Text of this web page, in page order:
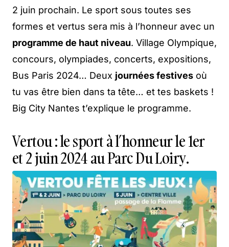
2 juin prochain. Le sport sous toutes ses
formes et vertus sera mis à l’honneur avec un
programme de haut niveau. Village Olympique,
concours, olympiades, concerts, expositions,
Bus Paris 2024… Deux journées festives où
tu vas être bien dans ta tête… et tes baskets !
Big City Nantes t’explique le programme.
Vertou : le sport à l’honneur le 1er
et 2 juin 2024 au Parc Du Loiry.